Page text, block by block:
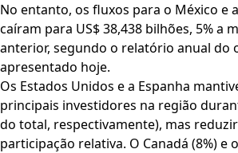
No entanto, os fluxos para o México e
caíram para US$ 38,438 bilhões, 5% a
anterior, segundo o relatório anual do
apresentado hoje.
Os Estados Unidos e a Espanha
principais investidores na região
do total, respectivamente), mas
participação relativa. O Canadá (8%) e